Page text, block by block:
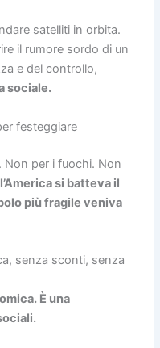
satelliti in orbita.
il rumore sordo di un
e del controllo,
sociale.
festeggiare
Non per i fuochi. Non
si batteva il
più fragile veniva
senza sconti, senza
È una